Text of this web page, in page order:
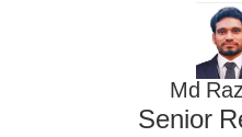
Md
Senior